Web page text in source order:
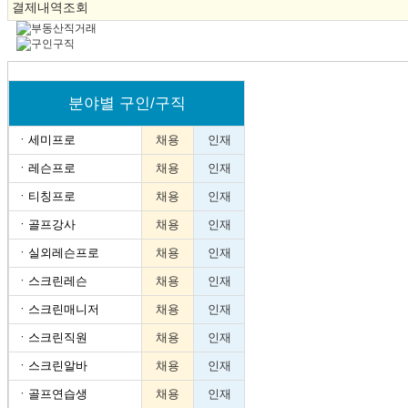
결제내역조회
분야별 구인/구직
ㆍ 세미프로 채용 인재
ㆍ 레슨프로 채용 인재
ㆍ 티칭프로 채용 인재
ㆍ 골프강사 채용 인재
ㆍ 실외레슨프로 채용 인재
ㆍ 스크린레슨 채용 인재
ㆍ 스크린매니저 채용 인재
ㆍ 스크린직원 채용 인재
ㆍ 스크린알바 채용 인재
ㆍ 골프연습생 채용 인재